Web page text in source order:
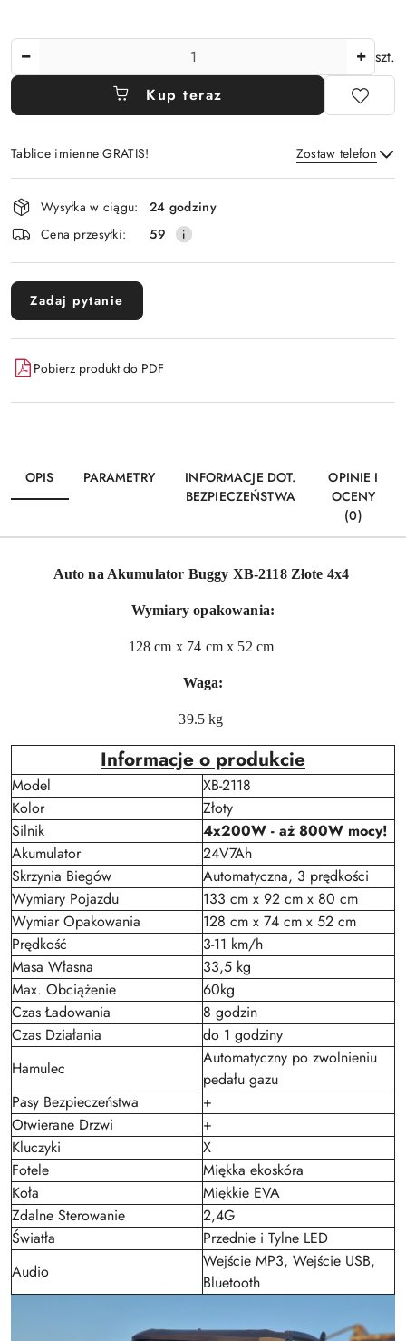
szt.
Kup teraz
Tablice imienne GRATIS! Zostaw telefon
Wyślij
Dostępność
i
dostawa
Wysyłka w ciągu:
24 godziny
Cena przesyłki:
59
Zadaj pytanie
Pobierz produkt do PDF
OPIS PARAMETRY
INFORMACJE DOT.
BEZPIECZEŃSTWA
OPINIE I
OCENY
(0)
Auto na Akumulator Buggy XB-2118 Złote 4x4
Wymiary opakowania:
128 cm x 74 cm x 52 cm
Waga:
39.5 kg
Informacje o produkcie
Model
XB-2118
Kolor
Złoty
Silnik
4x200W - aż 800W mocy!
Akumulator
24V7Ah
Skrzynia Biegów
Automatyczna, 3 prędkości
Wymiary Pojazdu
133 cm x 92 cm x 80 cm
Wymiar Opakowania
128 cm x 74 cm x 52 cm
Prędkość
3-11 km/h
Masa Własna
33,5 kg
Max. Obciążenie
60kg
Czas Ładowania
8 godzin
Czas Działania
do 1 godziny
Hamulec
Automatyczny po zwolnieniu
pedału gazu
Pasy Bezpieczeństwa
+
Otwierane Drzwi
+
Kluczyki
X
Fotele
Miękka ekoskóra
Koła
Miękkie EVA
Zdalne Sterowanie
2,4G
Światła
Przednie i Tylne LED
Audio
Wejście MP3, Wejście USB,
Bluetooth